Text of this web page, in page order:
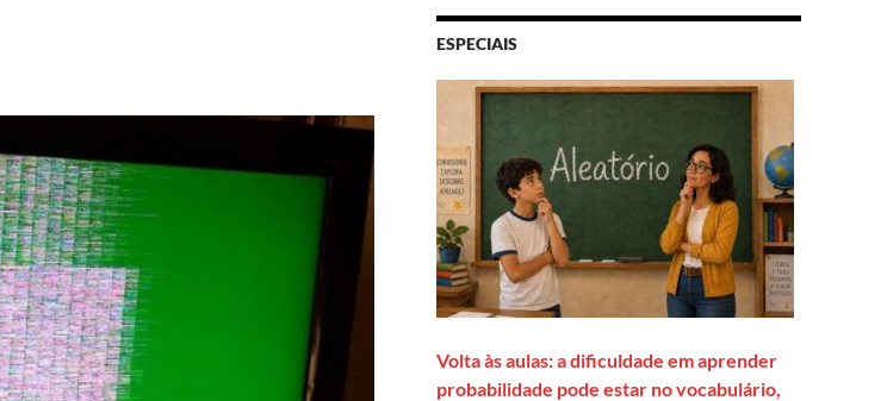
ESPECIAIS
Volta às aulas: a dificuldade em aprender
probabilidade pode estar no vocabulário,